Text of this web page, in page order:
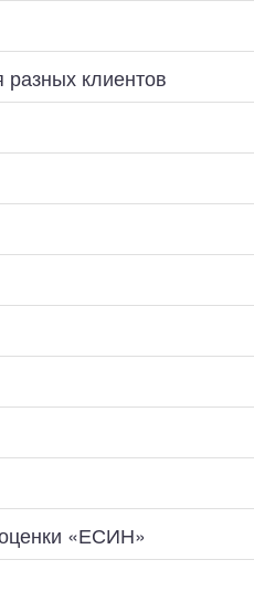
клиентов
«ЕСИН»